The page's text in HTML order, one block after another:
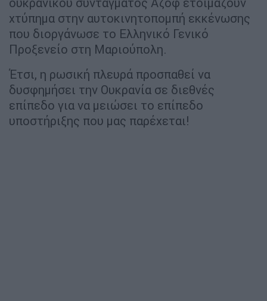
χτύπημα στην αυτοκινητοπομπή εκκένωσης
που διοργάνωσε το Ελληνικό Γενικό
Προξενείο στη Μαριούπολη.
Έτσι, η ρωσική πλευρά προσπαθεί να
δυσφημήσει την Ουκρανία σε διεθνές
επίπεδο για να μειώσει το επίπεδο
υποστήριξης που μας παρέχεται!